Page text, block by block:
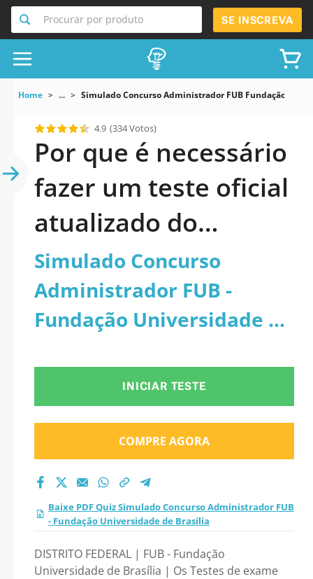
Procurar por produto SE INSCREVA
Home ... Simulado Concurso Administrador FUB Fundação
4.9 (334 Votos)
Por que é necessário
fazer um teste oficial
atualizado do
Simulado Concurso
Administrador FUB -
Fundação
Universidade de
Brasília 2026?
Simulado Concurso
Administrador FUB -
Fundação Universidade de
INICIAR TESTE
COMPRE AGORA
Baixe PDF Quiz Simulado Concurso Administrador FUB
- Fundação Universidade de Brasília
DISTRITO FEDERAL | FUB - Fundação
Universidade de Brasília | Os Testes de exame